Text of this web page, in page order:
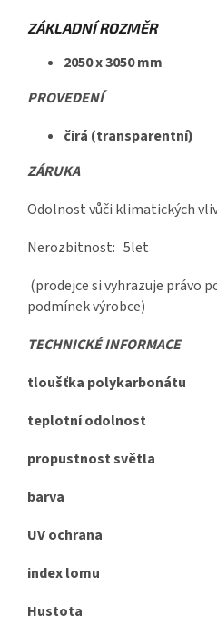
ZÁKLADNÍ ROZMĚR
2050 x 3050 mm
PROVEDENÍ
čirá (transparentní)
ZÁRUKA
Odolnost vůči klimatických
Nerozbitnost: 5let
(prodejce si vyhrazuje právo
podmínek výrobce)
TECHNICKÉ INFORMACE
tloušťka polykarbonátu
teplotní odolnost
propustnost světla
barva
UV ochrana
index lomu
Hustota